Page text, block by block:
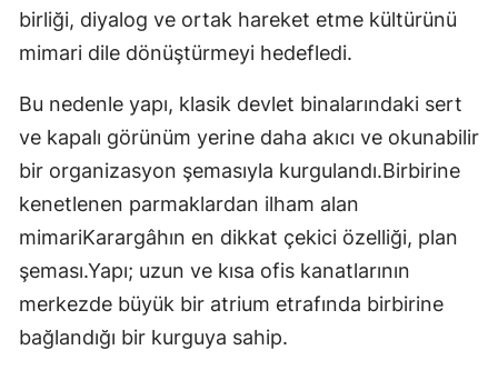
birliği, diyalog ve ortak hareket etme kültürünü
mimari dile dönüştürmeyi hedefledi.
Bu nedenle yapı, klasik devlet binalarındaki sert
ve kapalı görünüm yerine daha akıcı ve okunabilir
bir organizasyon şemasıyla kurgulandı.Birbirine
kenetlenen parmaklardan ilham alan
mimariKarargâhın en dikkat çekici özelliği, plan
şeması.Yapı; uzun ve kısa ofis kanatlarının
merkezde büyük bir atrium etrafında birbirine
bağlandığı bir kurguya sahip.